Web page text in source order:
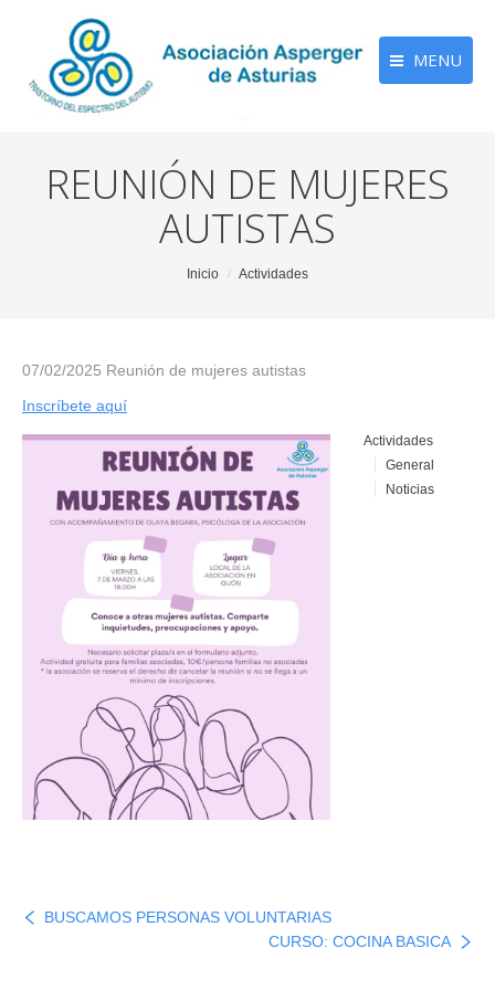
MENU
REUNIÓN DE MUJERES
AUTISTAS
Inicio Actividades
07/02/2025 Reunión de mujeres autistas
Inscríbete aquí
Actividades
General
Noticias
BUSCAMOS PERSONAS VOLUNTARIAS
CURSO: COCINA BASICA